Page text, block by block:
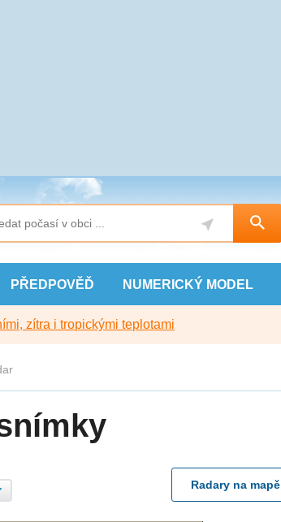
PŘEDPOVĚĎ NUMERICKÝ MODEL
zítra i tropickými teplotami
Radary na mapě